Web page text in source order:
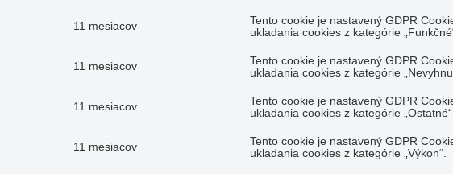
11 mesiacov
Tento cookie je nastavený GDPR
ukladania cookies z kategórie
11 mesiacov
Tento cookie je nastavený GDPR
ukladania cookies z kategórie
11 mesiacov
Tento cookie je nastavený GDPR
ukladania cookies z kategórie
11 mesiacov
Tento cookie je nastavený GDPR
ukladania cookies z kategórie „Výkon“.